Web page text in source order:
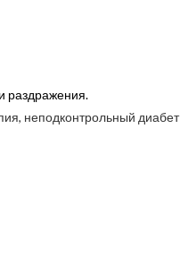
раздражения.
неподконтрольный